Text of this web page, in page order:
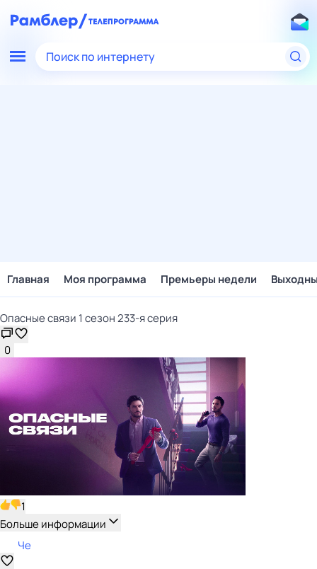
Поиск по интернету
Главная Моя программа Премьеры недели
Опасные связи 1 сезон 233-я серия
0
1
Больше информации
Че